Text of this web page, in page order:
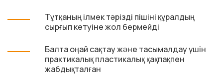
Тұтқаның ілмек тәрізді пішіні құралдың
сырғып кетуіне жол бермейді
Балта оңай сақтау және тасымалдау үшін
практикалық пластикалық қақпақпен
жабдықталған